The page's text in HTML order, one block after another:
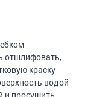
отшлифовать,
краску
водой